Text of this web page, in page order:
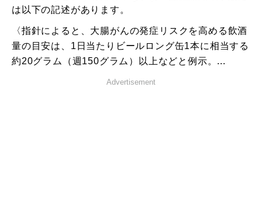
は以下の記述があります。
〈指針によると、大腸がんの発症リスクを高める飲酒
量の目安は、1日当たりビールロング缶1本に相当する
約20グラム（週150グラム）以上などと例示。...
Advertisement